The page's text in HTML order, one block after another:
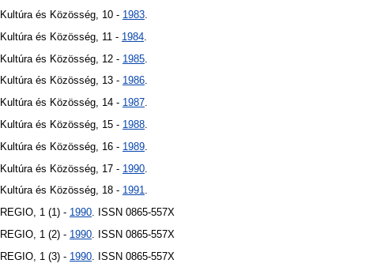
Kultúra és Közösség, 10 - 1983
Kultúra és Közösség, 11 - 1984
Kultúra és Közösség, 12 - 1985
Kultúra és Közösség, 13 - 1986.
Kultúra és Közösség, 14 - 1987.
Kultúra és Közösség, 15 - 1988
Kultúra és Közösség, 16 - 1989
Kultúra és Közösség, 17 - 1990
Kultúra és Közösség, 18 - 1991.
REGIO, 1 (1) - 1990. ISSN 0865-557X
REGIO, 1 (2) - 1990 . ISSN 0865-557X
REGIO, 1 (3) - 1990 . ISSN 0865-557X